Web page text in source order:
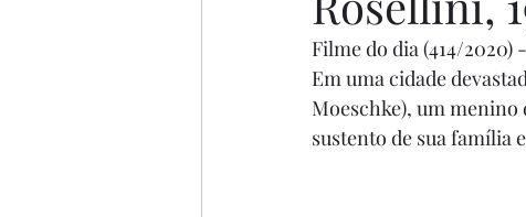
Filme do dia (414/2020) -
Em uma cidade
Moeschke), um menino
sustento de sua família